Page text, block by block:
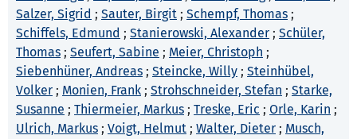
Salzer, Sigrid ; Sauter, Birgit ; Schempf, Thomas ;
Schiffels, Edmund ; Stanierowski, Alexander ; Schüler,
Thomas ; Seufert, Sabine ; Meier, Christoph ;
Siebenhüner, Andreas ; Steincke, Willy ; Steinhübel,
Volker ; Monien, Frank ; Strohschneider, Stefan ; Starke,
Susanne ; Thiermeier, Markus ; Treske, Eric ; Orle, Karin ;
Ulrich, Markus ; Voigt, Helmut ; Walter, Dieter ; Musch,